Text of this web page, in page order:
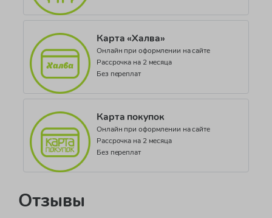
Карта «Халва»
Онлайн при оформлении на сайте
Рассрочка на 2 месяца
Без переплат
Карта покупок
Онлайн при оформлении на сайте
Рассрочка на 2 месяца
Без переплат
Отзывы